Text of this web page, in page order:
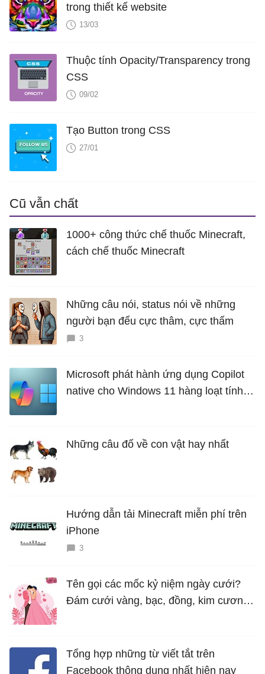
trong thiết kế website
13/03
Thuộc tính Opacity/Transparency trong
CSS
09/02
Tạo Button trong CSS
27/01
Cũ vẫn chất
1000+ công thức chế thuốc Minecraft,
cách chế thuốc Minecraft
Những câu nói, status nói về những
người bạn đểu cực thâm, cực thấm
3
Microsoft phát hành ứng dụng Copilot
native cho Windows 11 hàng loạt tính
Những câu đố về con vật hay nhất
Hướng dẫn tải Minecraft miễn phí trên
iPhone
3
Tên gọi các mốc kỷ niệm ngày cưới?
Đám cưới vàng, bạc, đồng, kim cương
Tổng hợp những từ viết tắt trên
Facebook thông dụng nhất hiện nay